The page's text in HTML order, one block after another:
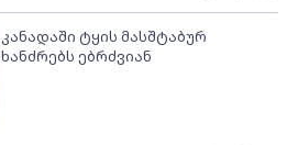
კანადაში ტყის მასშტაბურ
ხანძრებს ებრძვიან